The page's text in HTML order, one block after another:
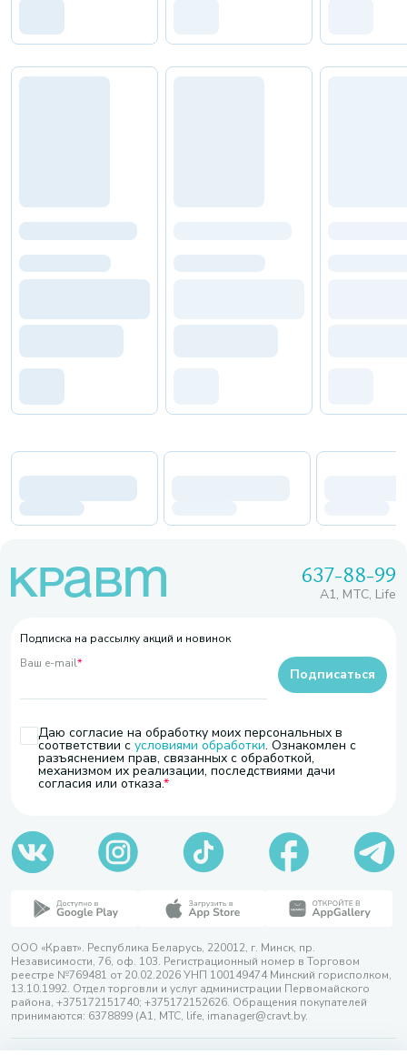
637-88-99
A1, МТС, Life
Подписка на рассылку акций и новинок
Ваш e-mail*
Даю согласие на обработку моих персональных в
соответствии с условиями обработки. Ознакомлен с
разъяснением прав, связанных с обработкой,
механизмом их реализации, последствиями дачи
согласия или отказа.
Подписаться
ООО «Кравт». Республика Беларусь, 220012, г. Минск, пр.
Независимости, 76, оф. 103. Регистрационный номер в Торговом
реестре №769481 от 20.02.2026 УНП 100149474 Минский горисполком,
13.10.1992. Отдел торговли и услуг администрации Первомайского
района, +375172151740; +375172152626. Обращения покупателей
принимаются: 6378899 (А1, МТС, life, imanager@cravt.by.